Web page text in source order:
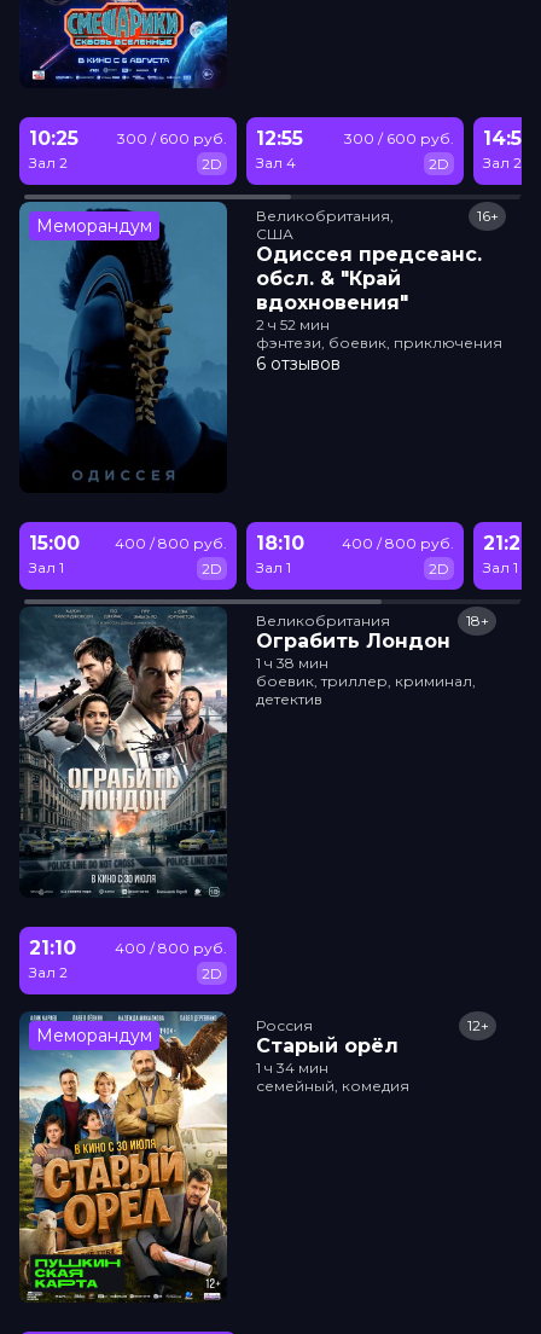
10:25
Зал 2
300 / 600 руб.
2D
12:55
Зал 4
300 / 600 руб.
2D
14:50
Зал 2
Меморандум
Великобритания,
США
Одиссея прeдсeанc.
обсл. & "Край
вдохновения"
16+
2 ч 52 мин
фэнтези, боевик, приключения
6 отзывов
15:00
Зал 1
400 / 800 руб.
2D
18:10
Зал 1
400 / 800 руб.
2D
21:20
Зал 1
Великобритания
Ограбить Лондон
18+
1 ч 38 мин
боевик, триллер, криминал,
детектив
21:10
Зал 2
400 / 800 руб.
2D
Меморандум Россия
Старый орёл
12+
1 ч 34 мин
семейный, комедия